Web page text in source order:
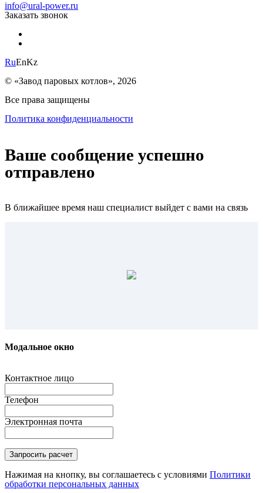
info@ural-power.ru
Заказать звонок
RuEnKz
© «Завод паровых котлов», 2026
Все права защищены
Политика конфиденциальности
Ваше сообщение успешно
отправлено
В ближайшее время наш специалист выйдет с вами на связь
Модальное окно
Контактное лицо
Телефон
Электронная почта
Нажимая на кнопку, вы соглашаетесь с условиями Политики
обработки персональных данных